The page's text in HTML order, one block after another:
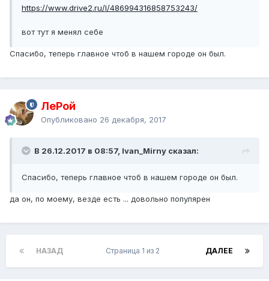
https://www.drive2.ru/l/486994316858753243/
вот тут я менял себе
Спасибо, теперь главное чтоб в нашем городе он был.
ЛеРой
Опубликовано 26 декабря, 2017
В 26.12.2017 в 08:57, Ivan_Mirny сказал:
Спасибо, теперь главное чтоб в нашем городе он был.
да он, по моему, везде есть ... довольно популярен
НАЗАД ДАЛЕЕ
Страница 1 из 2